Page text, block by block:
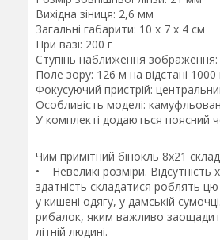
Вихідна зіниця: 2,6 мм
Загальні габарити: 10 x 7 x 4 см
При вазі: 200 г
Ступінь наближення зображення:
Поле зору: 126 м на відстані 1000
Фокусуючий пристрій:
Особливість моделі:
У комплекті додаються поясний
Чим примітний бінокль 8х21
• Невеликі розміри.
здатність складатися роблять
у кишені одягу, у дамській
рибалок, яким важливо
літній людині.